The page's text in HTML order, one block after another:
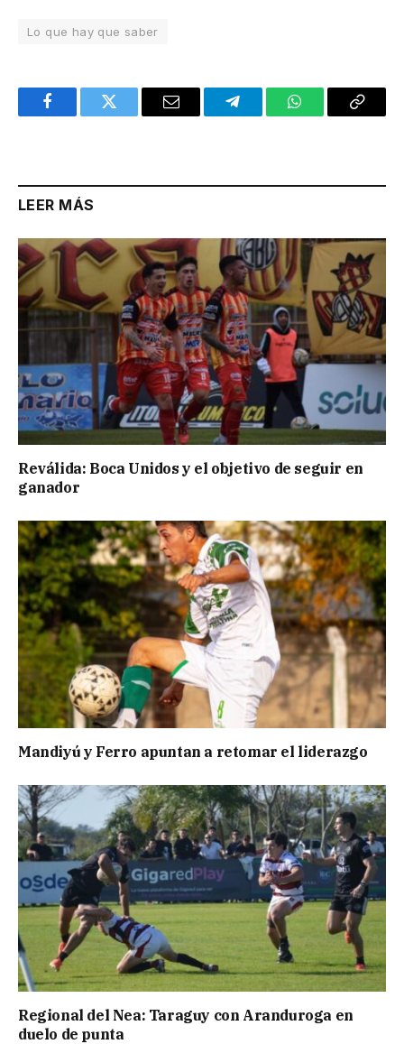
Lo que hay que saber
FacebookTwitter Email TelegramWhatsAppCopy
LEER MÁS
Reválida: Boca Unidos y el objetivo de seguir en
ganador
Mandiyú y Ferro apuntan a retomar el liderazgo
Regional del Nea: Taraguy con Aranduroga en
duelo de punta